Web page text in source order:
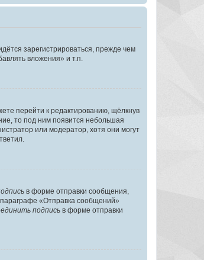
зарегистрироваться, прежде чем
вложения» и т.п.
перейти к редактированию, щёлкнув
то под ним появится небольшая
или модератор, хотя они могут
в форме отправки сообщения,
«Отправка сообщений»
подпись в форме отправки